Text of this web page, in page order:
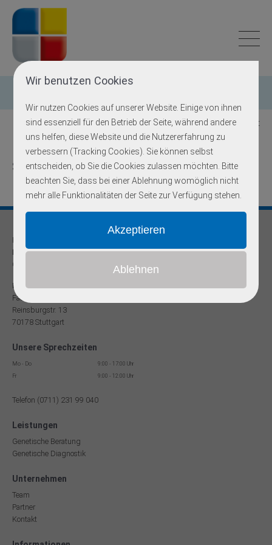
Wir benutzen Cookies
Wir nutzen Cookies auf unserer Website. Einige von ihnen
sind essenziell für den Betrieb der Seite, während andere
uns helfen, diese Website und die Nutzererfahrung zu
verbessern (Tracking Cookies). Sie können selbst
entscheiden, ob Sie die Cookies zulassen möchten. Bitte
beachten Sie, dass bei einer Ablehnung womöglich nicht
mehr alle Funktionalitäten der Seite zur Verfügung stehen.
Zurück zur Übersicht
SMN1
Praxis für
Humangenetik und Prävention
Onkogenetische Schwerpunktpraxis
Dr. med Robert Hering
Facharzt für Humangenetik
Reinsburgstr. 13
70178 Stuttgart
Unsere Sprechzeiten
Mo - Do
9:00 - 17:00 Uhr
Fr
9:00 - 12:00 Uhr
Telefon (0711) 231 99 040
Leistungen
Genetische Beratung
Genetische Diagnostik
Unternehmen
Team
Partner
Kontakt